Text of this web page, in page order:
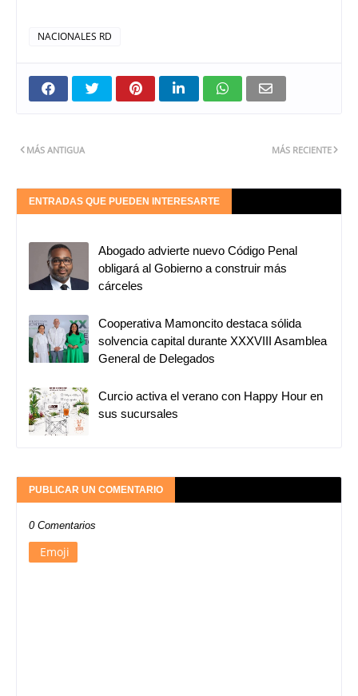
NACIONALES RD
MÁS RECIENTE
MÁS ANTIGUA
ENTRADAS QUE PUEDEN INTERESARTE
Abogado advierte nuevo Código Penal
obligará al Gobierno a construir más
cárceles
Cooperativa Mamoncito destaca sólida
solvencia capital durante XXXVIII Asamblea
General de Delegados
Curcio activa el verano con Happy Hour en
sus sucursales
PUBLICAR UN COMENTARIO
0 Comentarios
Emoji